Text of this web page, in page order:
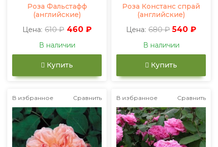
Роза Фальстафф
(английские)
Цена: 610 ₽ 460 ₽
В наличии
Купить
Роза Констанс спрай
(английские)
Цена: 680 ₽ 540 ₽
В наличии
Купить
В избранное Сравнить В избранное Сравнить